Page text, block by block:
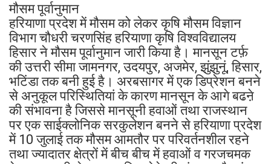
मौसम पूर्वानुमान
हरियाणा प्रदेश में मौसम को लेकर कृषि मौसम विज्ञान
विभाग चौधरी चरणसिंह हरियाणा कृषि विश्वविद्यालय
हिसार ने मौसम पूर्वानुमान जारी किया है। मानसून टर्फ़
की उत्तरी सीमा जामनगर, उदयपुर, अजमेर, झुंझुनूं, हिसार,
भटिंडा तक बनी हुई है। अरबसागर में एक डिप्रेशन बनने
से अनुकूल परिस्थितियां के कारण मानसून के आगे बढऩे
की संभावना है जिससे मानसूनी हवाओं तथा राजस्थान
पर एक साईक्लोनिक सरकुलेशन बनने से हरियाणा प्रदेश
में 10 जुलाई तक मौसम आमतौर पर परिवर्तनशील रहने
तथा ज्यादातर क्षेत्रों में बीच बीच में हवाओं व गरजचमक